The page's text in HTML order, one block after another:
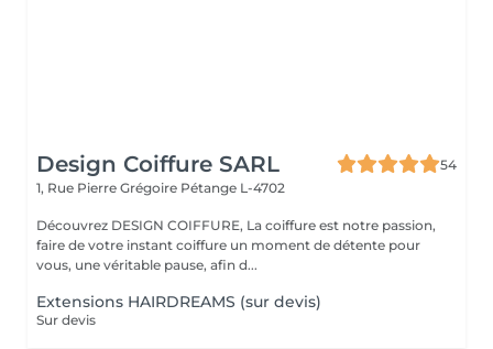
Design Coiffure SARL
54
1, Rue Pierre Grégoire Pétange L-4702
Découvrez DESIGN COIFFURE, La coiffure est notre passion,
faire de votre instant coiffure un moment de détente pour
vous, une véritable pause, afin d...
Extensions HAIRDREAMS (sur devis)
Sur devis